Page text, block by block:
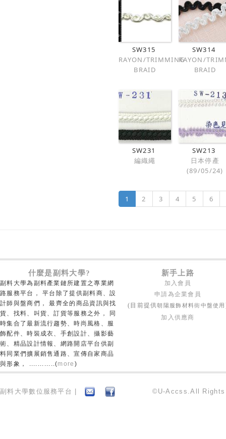
SW315
RAYON/TRIMMING
BRAID
SW314
RAYON/
BRAID
SW231
編織繩
SW213
日本停產
(89/05/24)
1 2 3 4 5 6
什麼是副料大學? 新手上路
副料大學為副料產業鏈所建置之專業網
路服務平台， 平台除了提供副料商、設
計師與盤商們， 最齊全的商品資訊與找
貨、找料、叫貨、訂貨等服務之外， 同
時集合了最新流行趨勢、時尚風格、服
飾配件、時裝成衣、手創設計、攝影藝
術、精品設計情報、網路開店平台供副
料同業們擴展銷售通路、宣傳自家商品
與形象， ............(more )
加入會員
申請為企業會員
(目前提供朝陽服飾材料街中盤使用
加入供應商
副料大學數位服務平台 | ©U-Accss.All Rights